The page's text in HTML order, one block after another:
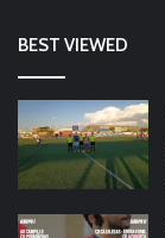
BEST VIEWED